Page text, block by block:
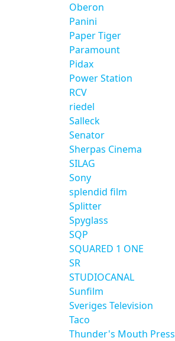
Oberon
Panini
Paper Tiger
Paramount
Pidax
Power Station
RCV
riedel
Salleck
Senator
Sherpas Cinema
SILAG
Sony
splendid film
Splitter
Spyglass
SQP
SQUARED 1 ONE
SR
STUDIOCANAL
Sunfilm
Sveriges Television
Taco
Thunder's Mouth Press